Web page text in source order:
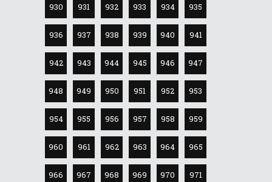
930 931 932 933 934 935
936 937 938 939 940 941
942 943 944 945 946 947
948 949 950 951 952 953
954 955 956 957 958 959
960 961 962 963 964 965
966 967 968 969 970 971